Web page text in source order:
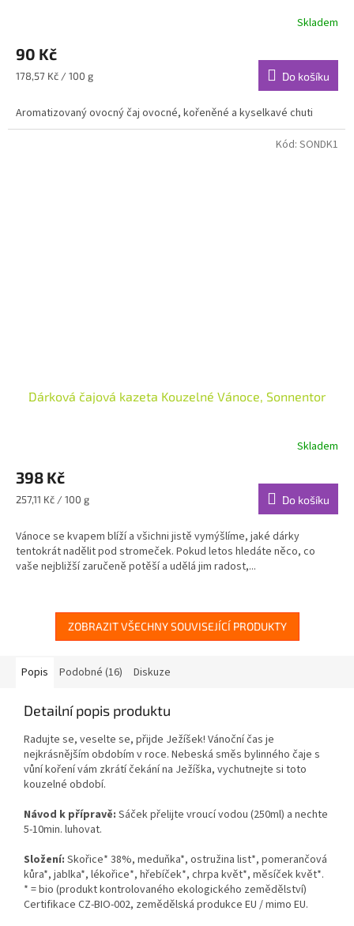
Skladem
90 Kč
Měrná
178,57 Kč / 100 g Do košíku
Aromatizovaný ovocný čaj ovocné, kořeněné a kyselkavé chuti
Dárková čajová kazeta Kouzelné Vánoce, Sonnentor
Skladem
398 Kč
Měrná
257,11 Kč / 100 g Do košíku
Vánoce se kvapem blíží a všichni jistě vymýšlíme, jaké dárky
tentokrát nadělit pod stromeček. Pokud letos hledáte něco, co
vaše nejbližší zaručeně potěší a udělá jim radost,...
Kód: SONDK1
ZOBRAZIT VŠECHNY SOUVISEJÍCÍ PRODUKTY
Popis Podobné (16) Diskuze
Detailní popis produktu
Radujte se, veselte se, přijde Ježíšek! Vánoční čas je
nejkrásnějším obdobím v roce. Nebeská směs bylinného čaje s
vůní koření vám zkrátí čekání na Ježíška, vychutnejte si toto
kouzelné období.
Návod k přípravě: Sáček přelijte vroucí vodou (250ml) a nechte
5-10min. luhovat.
Složení: Skořice* 38%, meduňka*, ostružina list*, pomerančová
kůra*, jablka*, lékořice*, hřebíček*, chrpa květ*, měsíček květ*.
* = bio (produkt kontrolovaného ekologického zemědělství)
Certifikace CZ-BIO-002, zemědělská produkce EU / mimo EU.